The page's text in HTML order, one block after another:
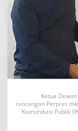
Ketua
rancangan Perpres
Komunikasi Publik